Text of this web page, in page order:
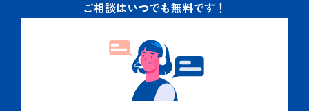
ご相談はいつでも無料です！